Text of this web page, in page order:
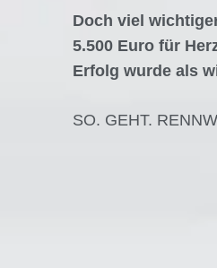
Doch viel
5.500 Euro für
Erfolg wurde als
SO. GEHT.